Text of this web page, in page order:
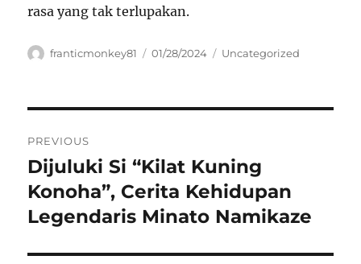
rasa yang tak terlupakan.
Author
franticmonkey81
Posted
01/28/2024 Categories
Uncategorized
pos
PREVIOUS
Previous
post:
Dijuluki Si “Kilat Kuning
Konoha”, Cerita Kehidupan
Legendaris Minato Namikaze